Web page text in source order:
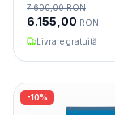
7.600,00RON
6.155,00 RON
Livrare gratuită
-10%